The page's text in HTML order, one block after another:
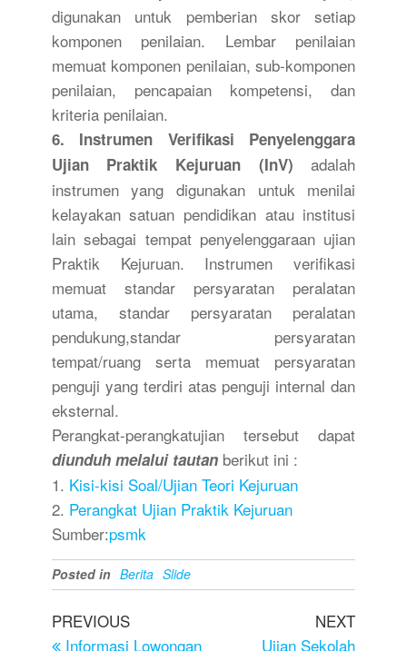
digunakan untuk pemberian skor setiap
komponen penilaian. Lembar penilaian
memuat komponen penilaian, sub-komponen
penilaian, pencapaian kompetensi, dan
kriteria penilaian.
6. Instrumen Verifikasi Penyelenggara
Ujian Praktik Kejuruan (InV) adalah
instrumen yang digunakan untuk menilai
kelayakan satuan pendidikan atau institusi
lain sebagai tempat penyelenggaraan ujian
Praktik Kejuruan. Instrumen verifikasi
memuat standar persyaratan peralatan
utama, standar persyaratan peralatan
pendukung,standar persyaratan
tempat/ruang serta memuat persyaratan
penguji yang terdiri atas penguji internal dan
eksternal.
Perangkat-perangkatujian tersebut dapat
diunduh melalui tautanberikut ini :
1. Kisi-kisi Soal/Ujian Teori Kejuruan
2. Perangkat Ujian Praktik Kejuruan
Sumber:psmk
Posted in Berita Slide
PREVIOUS
Informasi Lowongan
NEXT
Ujian Sekolah